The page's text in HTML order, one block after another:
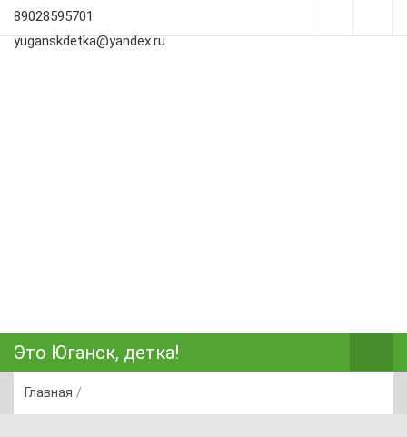
89028595701
yuganskdetka@yandex.ru
Это Юганск, детка!
Главная /